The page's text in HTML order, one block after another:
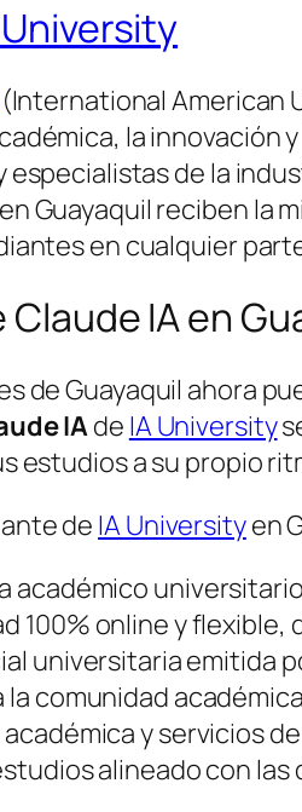
American
la innovación
especialistas de la
Guayaquil reciben la
en cualquier
Claude IA en
de Guayaquil ahora
IAde IA University
estudios a su propio
de IA Universityen
académico
100% online y
universitaria emitida
la comunidad
y servicios
alineado con